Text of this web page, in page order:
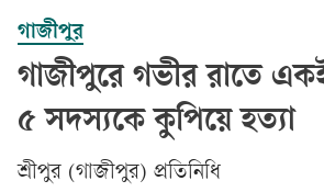
গাজীপুর
গাজীপুরে গভীর রাতে
৫ সদস্যকে কুপিয়ে হত্যা
শ্রীপুর (গাজীপুর) প্রতিনিধি